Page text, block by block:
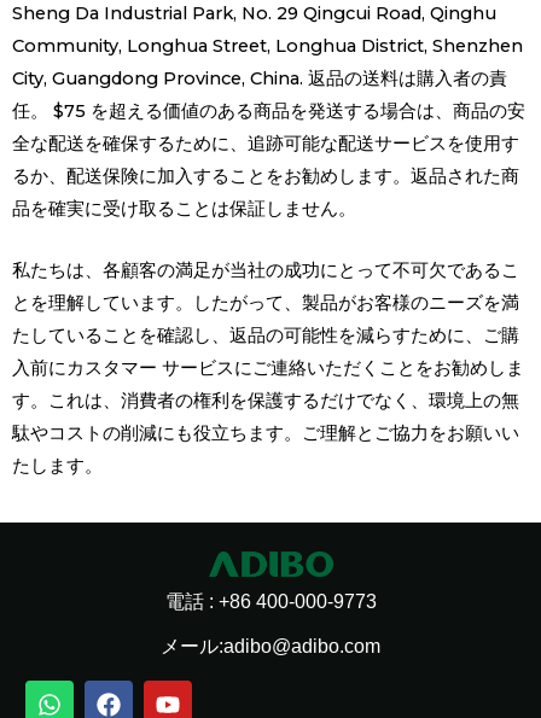
Sheng Da Industrial Park, No. 29 Qingcui Road, Qinghu
Community, Longhua Street, Longhua District, Shenzhen
City, Guangdong Province, China. 返品の送料は購入者の責
任。 $75 を超える価値のある商品を発送する場合は、商品の安
全な配送を確保するために、追跡可能な配送サービスを使用す
るか、配送保険に加入することをお勧めします。返品された商
品を確実に受け取ることは保証しません。
私たちは、各顧客の満足が当社の成功にとって不可欠であるこ
とを理解しています。したがって、製品がお客様のニーズを満
たしていることを確認し、返品の可能性を減らすために、ご購
入前にカスタマー サービスにご連絡いただくことをお勧めしま
す。これは、消費者の権利を保護するだけでなく、環境上の無
駄やコストの削減にも役立ちます。ご理解とご協力をお願いい
たします。
電話 : +86 400-000-9773
メール:adibo@adibo.com
ワ
F
Y
チ
W
ス
電
ラ